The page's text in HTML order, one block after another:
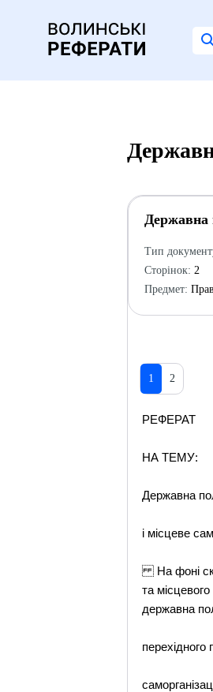
Державна
Тип
Сторінок: 2
Предмет:
1 2
РЕФЕРАТ
НА ТЕМУ:
Державна
i мiсцеве
На фонi
та
державна
перехiдного